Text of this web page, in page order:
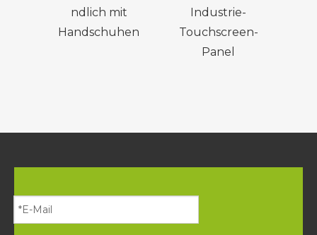
ndlich mit
Handschuhen
Industrie-
Touchscreen-
Panel